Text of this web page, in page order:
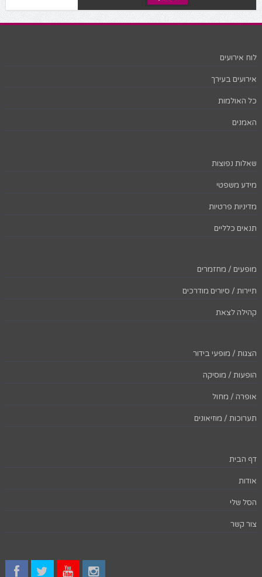
לוח אירועים
אירועים בעירך
כל האולמות
האמנים
שאלות נפוצות
מידע משפטי
מדיניות פרטיות
תנאים כלליים
מופעים / מחזמרים
תיירות / סיורים מודרכים
קהילה לצאת
הצגות / מופעי בידור
הופעות / מוסיקה
אופרה / מחול
תערוכות / מוזיאונים
דף הבית
אודות
הסל שלי
צור קשר